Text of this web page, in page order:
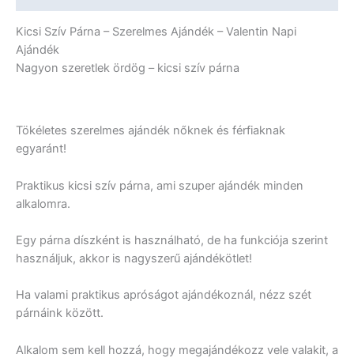
Valentin
Napi
Ajándék
mennyiség
Kicsi Szív Párna – Szerelmes Ajándék – Valentin Napi
Ajándék
Nagyon szeretlek ördög – kicsi szív párna
Tökéletes szerelmes ajándék nőknek és férfiaknak
egyaránt!
Praktikus kicsi szív párna, ami szuper ajándék minden
alkalomra.
Egy párna díszként is használható, de ha funkciója szerint
használjuk, akkor is nagyszerű ajándékötlet!
Ha valami praktikus apróságot ajándékoznál, nézz szét
párnáink között.
Alkalom sem kell hozzá, hogy megajándékozz vele valakit, a